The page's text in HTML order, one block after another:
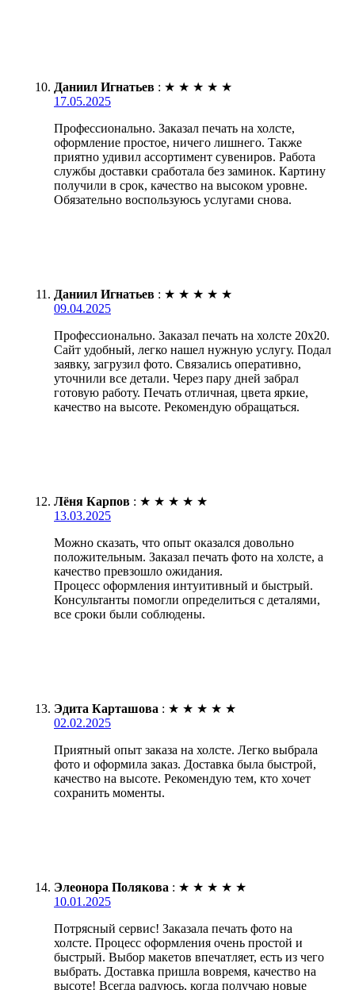
Даниил Игнатьев : ★ ★ ★ ★ ★
17.05.2025
Профессионально. Заказал печать на холсте,
оформление простое, ничего лишнего. Также
приятно удивил ассортимент сувениров. Работа
службы доставки сработала без заминок. Картину
получили в срок, качество на высоком уровне.
Обязательно воспользуюсь услугами снова.
Даниил Игнатьев : ★ ★ ★ ★ ★
09.04.2025
Профессионально. Заказал печать на холсте 20х20.
Сайт удобный, легко нашел нужную услугу. Подал
заявку, загрузил фото. Связались оперативно,
уточнили все детали. Через пару дней забрал
готовую работу. Печать отличная, цвета яркие,
качество на высоте. Рекомендую обращаться.
Лёня Карпов : ★ ★ ★ ★ ★
13.03.2025
Можно сказать, что опыт оказался довольно
положительным. Заказал печать фото на холсте, а
качество превзошло ожидания.
Процесс оформления интуитивный и быстрый.
Консультанты помогли определиться с деталями,
все сроки были соблюдены.
Эдита Карташова : ★ ★ ★ ★ ★
02.02.2025
Приятный опыт заказа на холсте. Легко выбрала
фото и оформила заказ. Доставка была быстрой,
качество на высоте. Рекомендую тем, кто хочет
сохранить моменты.
Элеонора Полякова : ★ ★ ★ ★ ★
10.01.2025
Потрясный сервис! Заказала печать фото на
холсте. Процесс оформления очень простой и
быстрый. Выбор макетов впечатляет, есть из чего
выбрать. Доставка пришла вовремя, качество на
высоте! Всегда радуюсь, когда получаю новые